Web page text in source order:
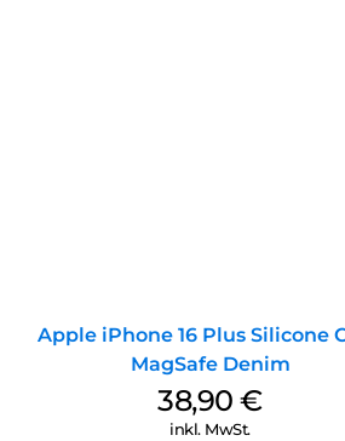
Apple iPhone 16 Plus Silicone
MagSafe Denim
38,90€
inkl. MwSt.